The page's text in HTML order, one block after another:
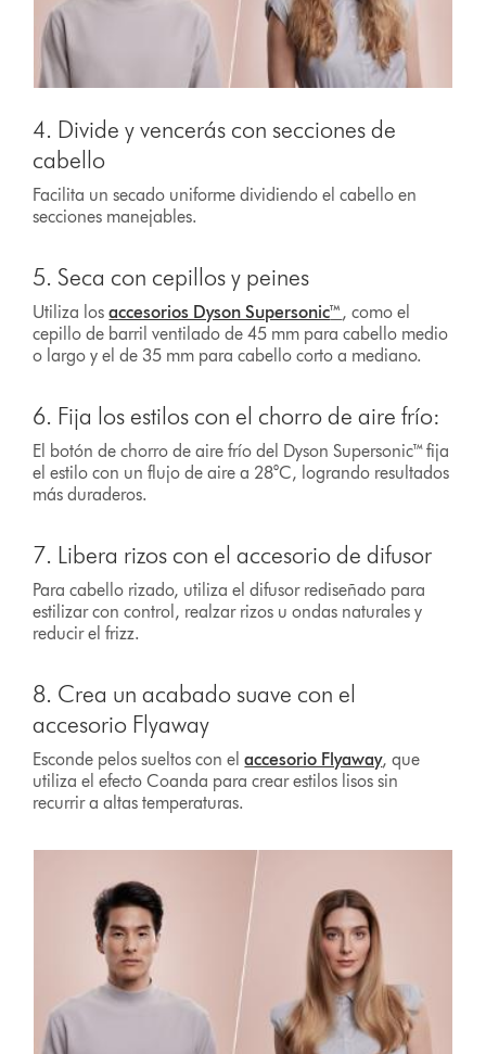
4. Divide y vencerás con secciones de
cabello
Facilita un secado uniforme dividiendo el cabello en
secciones manejables.
5. Seca con cepillos y peines
Utiliza losaccesorios Dyson Supersonic™ , como el
cepillo de barril ventilado de 45 mm para cabello medio
o largo y el de 35 mm para cabello corto a mediano.
6. Fija los estilos con el chorro de aire frío:
El botón de chorro de aire frío del Dyson Supersonic™ fija
el estilo con un flujo de aire a 28°C, logrando resultados
más duraderos.
7. Libera rizos con el accesorio de difusor
Para cabello rizado, utiliza el difusor rediseñado para
estilizar con control, realzar rizos u ondas naturales y
reducir el frizz.
8. Crea un acabado suave con el
accesorio Flyaway
Esconde pelos sueltos con elaccesorio Flyaway, que
utiliza el efecto Coanda para crear estilos lisos sin
recurrir a altas temperaturas.